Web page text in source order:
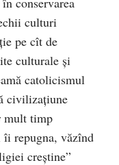
culturi
pe cît de
culturale şi
catolicismul
civilizaţiune
mult timp
repugna, văzînd
creştine”